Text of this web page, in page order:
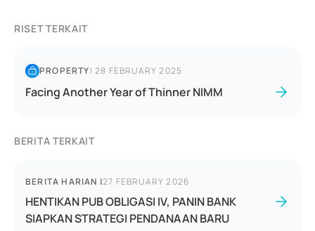
RISET TERKAIT
PROPERTY|28 FEBRUARY 2025
Facing Another Year of Thinner NIMM
BERITA TERKAIT
BERITA HARIAN |27 FEBRUARY 2026
HENTIKAN PUB OBLIGASI IV, PANIN BANK
SIAPKAN STRATEGI PENDANAAN BARU